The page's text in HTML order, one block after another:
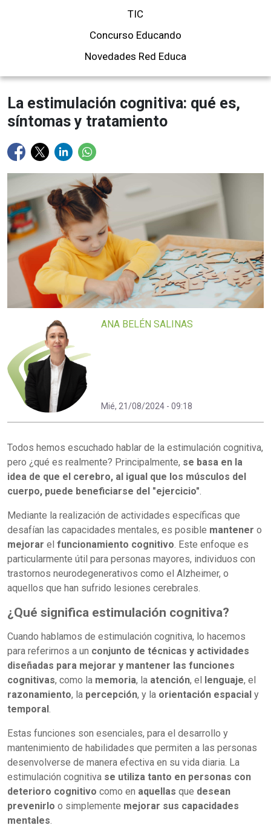
TIC
Concurso Educando
Novedades Red Educa
La estimulación cognitiva: qué es,
síntomas y tratamiento
ANA BELÉN SALINAS
Mié, 21/08/2024 - 09:18
Todos hemos escuchado hablar de la estimulación cognitiva,
pero ¿qué es realmente? Principalmente, se basa en la
idea de que el cerebro, al igual que los músculos del
cuerpo, puede beneficiarse del "ejercicio"
Mediante la realización de actividades específicas que
desafían las capacidades mentales, es posible mantener o
mejorar el funcionamiento cognitivo . Este enfoque es
particularmente útil para personas mayores, individuos con
trastornos neurodegenerativos como el Alzheimer, o
aquellos que han sufrido lesiones cerebrales.
¿Qué significa estimulación cognitiva?
Cuando hablamos de estimulación cognitiva, lo hacemos
para referirnos a un conjunto de técnicas y actividades
diseñadas para mejorar y mantener las funciones
cognitivas, como la memoria, la atención, el lenguaje, el
razonamiento, la percepción, y la orientación espacial y
temporal
Estas funciones son esenciales, para el desarrollo y
mantenimiento de habilidades que permiten a las personas
desenvolverse de manera efectiva en su vida diaria. La
estimulación cognitiva se utiliza tanto en personas con
deterioro cognitivo como en aquellas que desean
prevenirlo o simplemente mejorar sus capacidades
mentales